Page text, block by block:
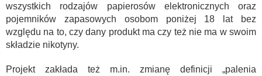
wszystkich rodzajów papierosów elektronicznych oraz
pojemników zapasowych osobom poniżej 18 lat bez
względu na to, czy dany produkt ma czy też nie ma w swoim
składzie nikotyny.
Projekt zakłada też m.in. zmianę definicji „palenia